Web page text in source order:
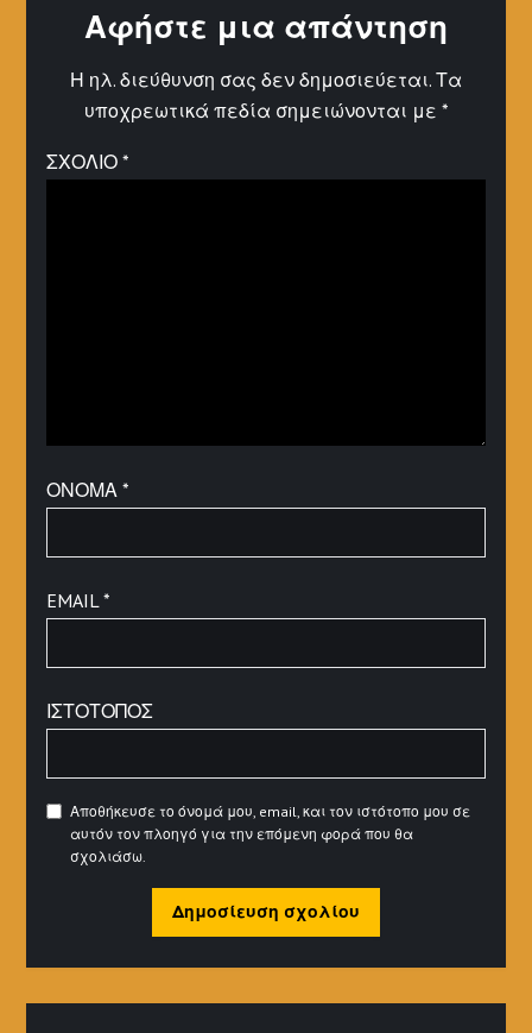
Αφήστε μια απάντηση
Η ηλ. διεύθυνση σας δεν δημοσιεύεται. Τα
υποχρεωτικά πεδία σημειώνονται με *
ΣΧΌΛΙΟ *
ΌΝΟΜΑ *
EMAIL *
ΙΣΤΌΤΟΠΟΣ
Αποθήκευσε το όνομά μου, email, και τον ιστότοπο μου σε
αυτόν τον πλοηγό για την επόμενη φορά που θα
σχολιάσω.